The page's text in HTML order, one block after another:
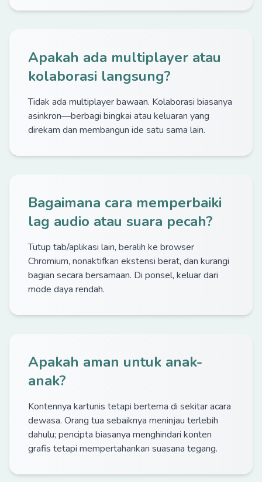
Apakah ada multiplayer atau
kolaborasi langsung?
Tidak ada multiplayer bawaan. Kolaborasi biasanya
asinkron—berbagi bingkai atau keluaran yang
direkam dan membangun ide satu sama lain.
Bagaimana cara memperbaiki
lag audio atau suara pecah?
Tutup tab/aplikasi lain, beralih ke browser
Chromium, nonaktifkan ekstensi berat, dan kurangi
bagian secara bersamaan. Di ponsel, keluar dari
mode daya rendah.
Apakah aman untuk anak-
anak?
Kontennya kartunis tetapi bertema di sekitar acara
dewasa. Orang tua sebaiknya meninjau terlebih
dahulu; pencipta biasanya menghindari konten
grafis tetapi mempertahankan suasana tegang.